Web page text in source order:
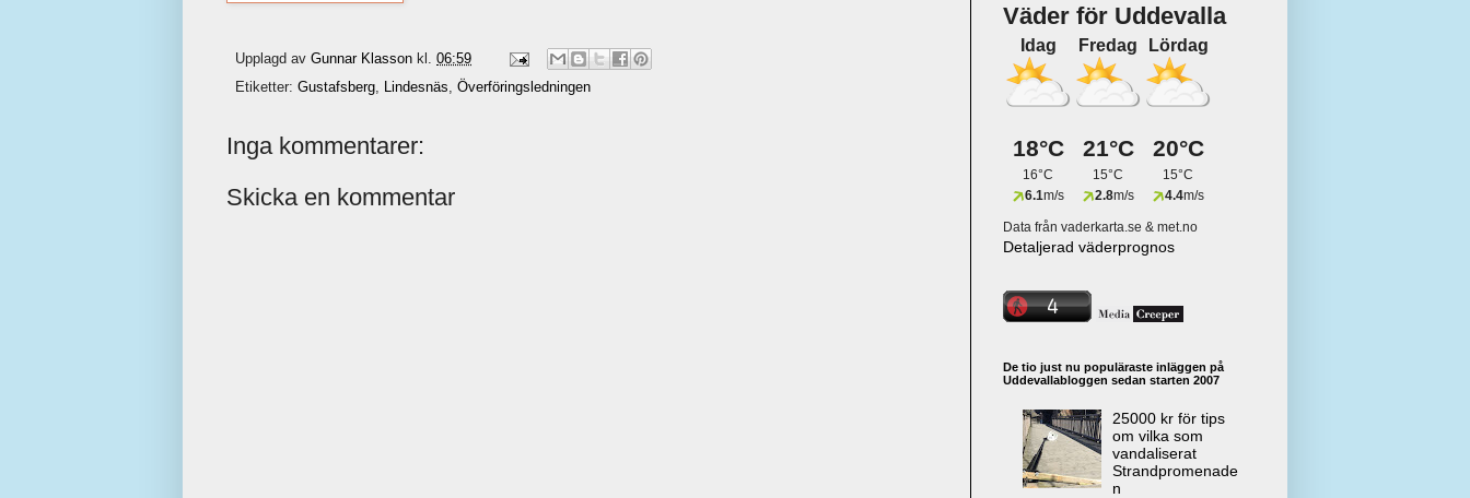
Upplagd av Gunnar Klasson kl. 06:59
Etiketter: Gustafsberg, Lindesnäs, Överföringsledningen
Inga kommentarer:
Skicka en kommentar
Väder för Uddevalla
Idag
18°C
16°C
6.1m/s
Fredag
21°C
15°C
2.8m/s
Lördag
20°C
15°C
4.4m/s
Data från vaderkarta.se & met.no
Detaljerad väderprognos
De tio just nu populäraste inläggen på
Uddevallabloggen sedan starten 2007
25000 kr för tips
om vilka som
vandaliserat
Strandpromenade
n